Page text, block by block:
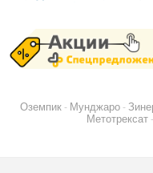
Оземпик - Мунджаро -
Метотрексат -